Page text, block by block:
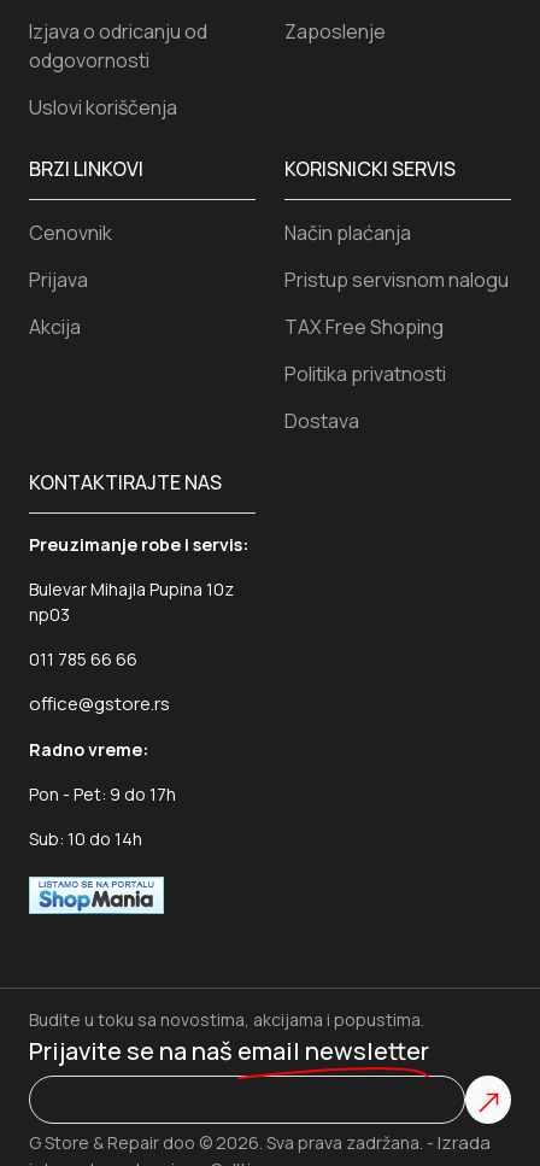
KORISNICKI SERVIS
Način plaćanja
Pristup servisnom nalogu
TAX Free Shoping
Politika privatnosti
Dostava
Izjava o odricanju od
odgovornosti
Uslovi koriščenja
KONTAKTIRAJTE NAS
Preuzimanje robe i servis:
Bulevar Mihajla Pupina 10z
np03
011 785 66 66
office@gstore.rs
Radno vreme:
Pon - Pet: 9 do 17h
Sub: 10 do 14h
Zaposlenje
BRZI LINKOVI
Cenovnik
Prijava
Akcija
G Store & Repair doo © 2026. Sva prava zadržana. - Izrada
Budite u toku sa novostima, akcijama i popustima.
Prijavite se na naš email newsletter